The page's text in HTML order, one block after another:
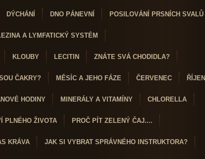
DÝCHÁNÍ DNO PÁNEVNÍ POSILOVÁNÍ PRSNÍCH SVALŮ
A LYMFATICKÝ SYSTÉM
KLOUBY LECITIN ZNÁTE SVÁ CHODIDLA?
ČAKRY? MĚSÍC A JEHO FÁZE ČERVENEC ŘÍJEN
HODINY MINERÁLY A VITAMÍNY CHLORELLA
PLNÉHO ŽIVOTA PROČ PÍT ZELENÝ ČAJ....
KRÁVA JAK SI VYBRAT SPRÁVNÉHO INSTRUKTORA?